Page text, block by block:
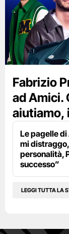
Fabrizio
ad Amici.
aiutiamo,
Le pagelle
mi
personalità,
successo”
LEGGI TUTTA LA